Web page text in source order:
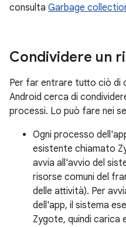
consulta Garbage
Condividere un
Per far entrare tutto ciò di
Android cerca di
processi. Lo può fare nei
Ogni processo
esistente chiamato
avvia all'avvio del
risorse comuni del
delle attività). Per
dell'app, il sistema
Zygote, quindi carica